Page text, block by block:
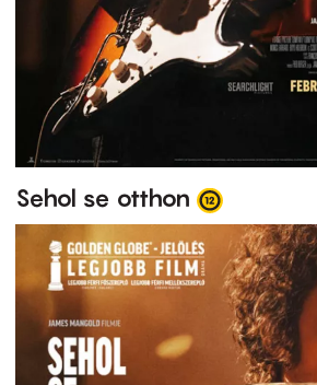
Sehol se otthon